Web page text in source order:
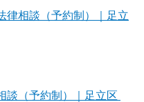
律相談（予約制）｜足立
談（予約制）｜足立区